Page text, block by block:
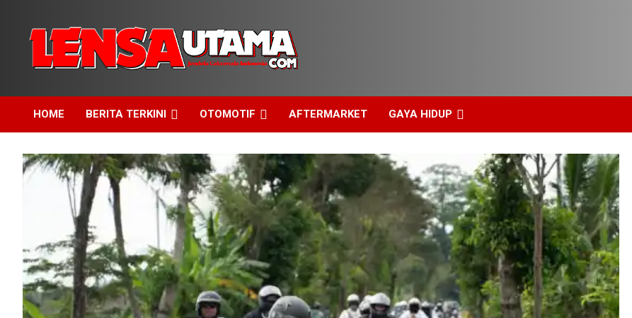
content
LensaUtama
HOME BERITA TERKINI OTOMOTIF AFTERMARKET GAYA HIDUP